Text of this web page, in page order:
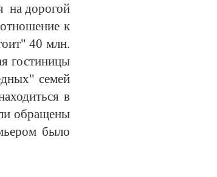
на дорогой
к
40 млн.
гостиницы
семей
в
обращены
было